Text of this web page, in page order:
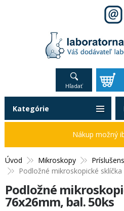
Hľadať
Úvod Mikroskopy
Podložné mikroskopické
Podložné
76x26mm, bal. 50ks
Kategórie
Nákup možný